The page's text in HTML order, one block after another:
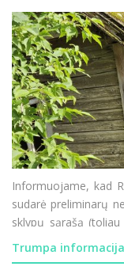
Informuojame, kad
sudarė preliminarų
sklypų sąrašą (toliau
Daugiausia
Trumpa informacija